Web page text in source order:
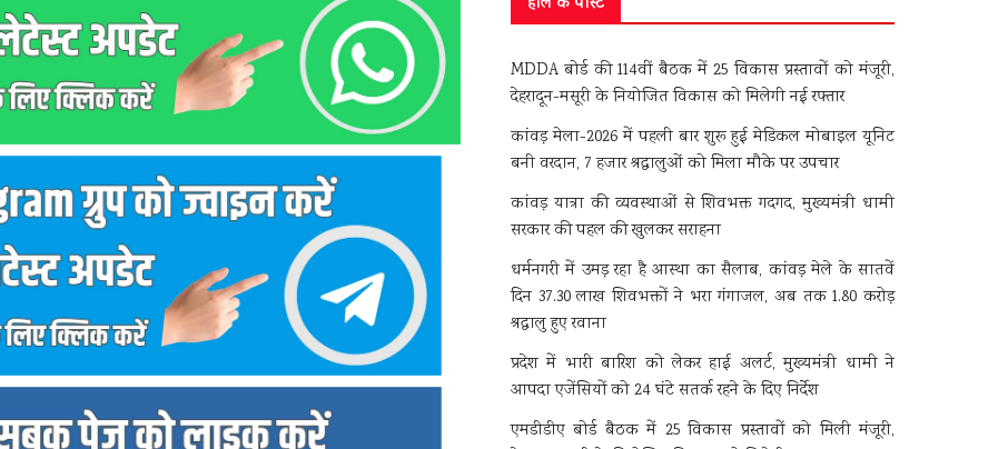
MDDA बोर्ड की 114वीं बैठक में 25 विकास प्रस्तावों को मंजूरी,
देहरादून-मसूरी के नियोजित विकास को मिलेगी नई रफ्तार
कांवड़ मेला-2026 में पहली बार शुरू हुई मेडिकल मोबाइल यूनिट
बनी वरदान, 7 हजार श्रद्धालुओं को मिला मौके पर उपचार
कांवड़ यात्रा की व्यवस्थाओं से शिवभक्त गदगद, मुख्यमंत्री धामी
सरकार की पहल की खुलकर सराहना
धर्मनगरी में उमड़ रहा है आस्था का सैलाब, कांवड़ मेले के सातवें
दिन 37.30 लाख शिवभक्तों ने भरा गंगाजल, अब तक 1.80 करोड़
श्रद्धालु हुए रवाना
प्रदेश में भारी बारिश को लेकर हाई अलर्ट, मुख्यमंत्री धामी ने
आपदा एजेंसियों को 24 घंटे सतर्क रहने के दिए निर्देश
एमडीडीए बोर्ड बैठक में 25 विकास प्रस्तावों को मिली मंजूरी,